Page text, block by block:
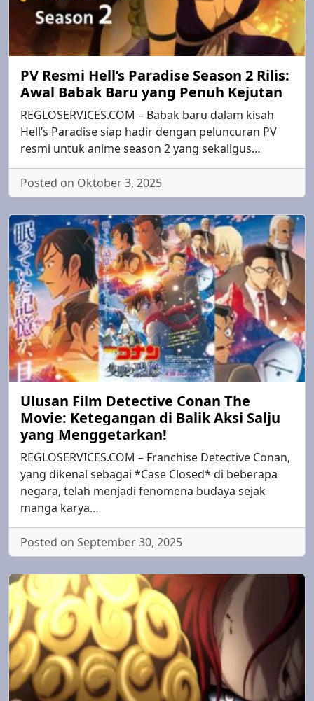
PV Resmi Hell’s Paradise Season 2 Rilis:
Awal Babak Baru yang Penuh Kejutan
REGLOSERVICES.COM – Babak baru dalam kisah
Hell’s Paradise siap hadir dengan peluncuran PV
resmi untuk anime season 2 yang sekaligus…
Posted on Oktober 3, 2025
Ulusan Film Detective Conan The
Movie: Ketegangan di Balik Aksi Salju
yang Menggetarkan!
REGLOSERVICES.COM – Franchise Detective Conan,
yang dikenal sebagai *Case Closed* di beberapa
negara, telah menjadi fenomena budaya sejak
manga karya…
Posted on September 30, 2025